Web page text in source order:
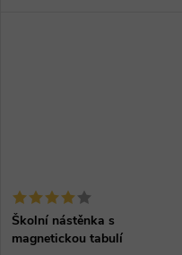
Školní nástěnka s
magnetickou tabulí